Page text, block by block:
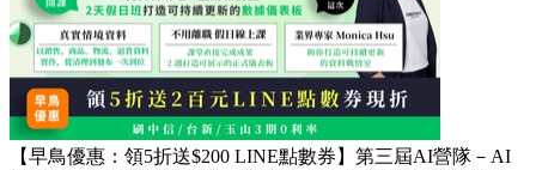
【早鳥優惠：領5折送$200 LINE點數券】第三屆AI營隊－AI